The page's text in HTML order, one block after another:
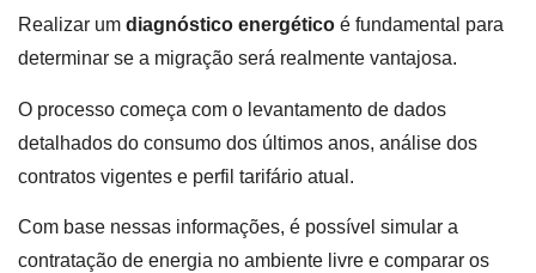
Realizar um diagnóstico energético é fundamental para
determinar se a migração será realmente vantajosa.
O processo começa com o levantamento de dados
detalhados do consumo dos últimos anos, análise dos
contratos vigentes e perfil tarifário atual.
Com base nessas informações, é possível simular a
contratação de energia no ambiente livre e comparar os